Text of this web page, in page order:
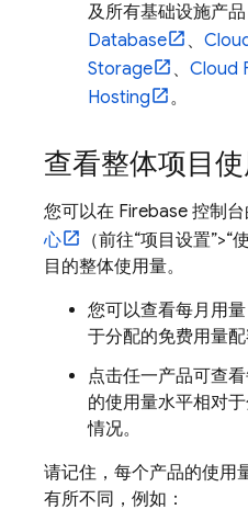
及所有基础设施产品
Database
、
Storage
、 Cloud
Hosting
。
查看整体项目
您可以在 Firebase 控制台
心
（前往“项目设置”>“
目的整体使用量。
您可以查看每月用
于分配的免费用量配
点击任一产品可查
的使用量水平相对
情况。
请记住，每个产品的使用
有所不同，例如：